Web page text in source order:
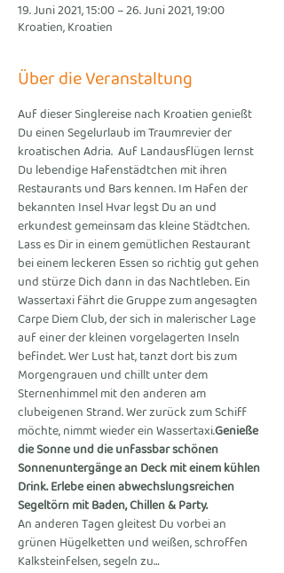
19. Juni 2021, 15:00 – 26. Juni 2021, 19:00
Kroatien, Kroatien
Über die Veranstaltung
Auf dieser Singlereise nach Kroatien genießt
Du einen Segelurlaub im Traumrevier der
kroatischen Adria. Auf Landausflügen lernst
Du lebendige Hafenstädtchen mit ihren
Restaurants und Bars kennen. Im Hafen der
bekannten Insel Hvar legst Du an und
erkundest gemeinsam das kleine Städtchen.
Lass es Dir in einem gemütlichen Restaurant
bei einem leckeren Essen so richtig gut gehen
und stürze Dich dann in das Nachtleben. Ein
Wassertaxi fährt die Gruppe zum angesagten
Carpe Diem Club, der sich in malerischer Lage
auf einer der kleinen vorgelagerten Inseln
befindet. Wer Lust hat, tanzt dort bis zum
Morgengrauen und chillt unter dem
Sternenhimmel mit den anderen am
clubeigenen Strand. Wer zurück zum Schiff
möchte, nimmt wieder ein Wassertaxi.Genieße
die Sonne und die unfassbar schönen
Sonnenuntergänge an Deck mit einem kühlen
Drink. Erlebe einen abwechslungsreichen
Segeltörn mit Baden, Chillen & Party.
An anderen Tagen gleitest Du vorbei an
grünen Hügelketten und weißen, schroffen
Kalksteinfelsen, segeln zu…